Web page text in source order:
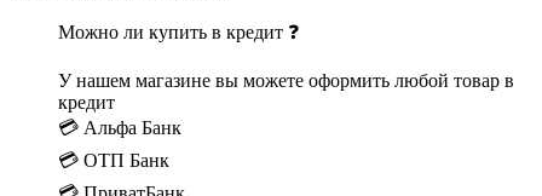
Можно ли купить в кредит ❓
У нашем магазине вы можете оформить любой товар в
кредит
💳 Альфа Банк
💳 ОТП Банк